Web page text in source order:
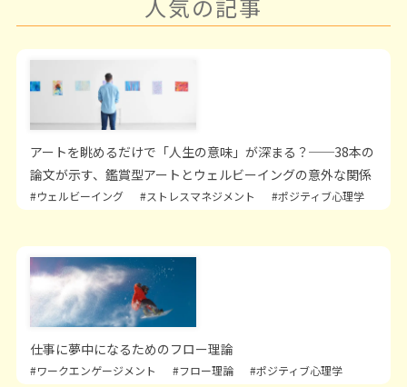
人気の記事
アートを眺めるだけで「人生の意味」が深まる？──38本の
論文が示す、鑑賞型アートとウェルビーイングの意外な関係
#ウェルビーイング #ストレスマネジメント #ポジティブ心理学
仕事に夢中になるためのフロー理論
#ワークエンゲージメント #フロー理論 #ポジティブ心理学